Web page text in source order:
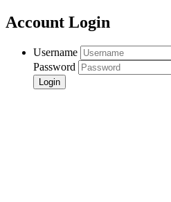
Account Login
Username
Password